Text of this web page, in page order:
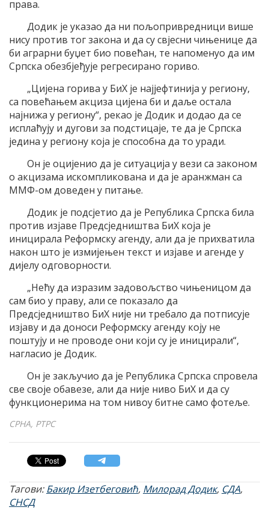
права.
Додик је указао да ни пољопривредници више
нису против тог закона и да су свјесни чињенице да
би аграрни буџет био повећан, те напоменуо да им
Српска обезбјеђује регресирано гориво.
„Цијена горива у БиХ је најјефтинија у региону,
са повећањем акциза цијена би и даље остала
најнижа у региону“, рекао је Додик и додао да се
исплаћују и дугови за подстицаје, те да је Српска
једина у региону која је способна да то уради.
Он је оцијенио да је ситуација у вези са законом
о акцизама искомпликована и да је аранжман са
ММФ-ом доведен у питање.
Додик је подсјетио да је Република Српска била
против изјаве Предсједништва БиХ која је
иницирала Реформску агенду, али да је прихватила
након што је измијењен текст и изјаве и агенде у
дијелу одговорности.
„Нећу да изразим задовољство чињеницом да
сам био у праву, али се показало да
Предсједништво БиХ није ни требало да потписује
изјаву и да доноси Реформску агенду коју не
поштују и не проводе они који су је иницирали“,
нагласио је Додик.
Он је закључио да је Република Српска спровела
све своје обавезе, али да није ниво БиХ и да су
функционерима на том нивоу битне само фотеље.
СРНА, РТРС
Тагови:Бакир Изетбеговић, Милорад Додик, СДА,
СНСД